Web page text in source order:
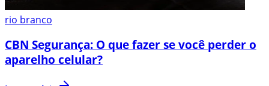
rio branco
CBN Segurança: O que fazer se você perder o
aparelho celular?